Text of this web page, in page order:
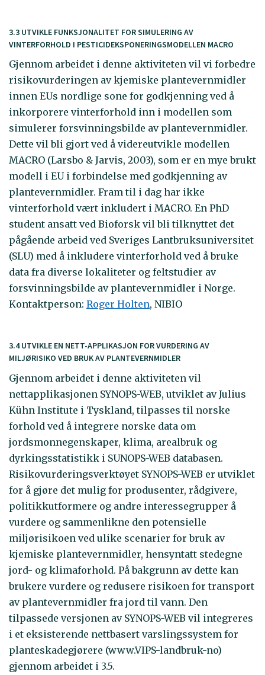
3.3 UTVIKLE FUNKSJONALITET FOR SIMULERING AV
VINTERFORHOLD I PESTICIDEKSPONERINGSMODELLEN MACRO
Gjennom arbeidet i denne aktiviteten vil vi forbedre
risikovurderingen av kjemiske plantevernmidler
innen EUs nordlige sone for godkjenning ved å
inkorporere vinterforhold inn i modellen som
simulerer forsvinningsbilde av plantevernmidler.
Dette vil bli gjort ved å videreutvikle modellen
MACRO (Larsbo & Jarvis, 2003), som er en mye brukt
modell i EU i forbindelse med godkjenning av
plantevernmidler. Fram til i dag har ikke
vinterforhold vært inkludert i MACRO. En PhD
student ansatt ved Bioforsk vil bli tilknyttet det
pågående arbeid ved Sveriges Lantbruksuniversitet
(SLU) med å inkludere vinterforhold ved å bruke
data fra diverse lokaliteter og feltstudier av
forsvinningsbilde av plantevernmidler i Norge.
Kontaktperson: Roger Holten, NIBIO
3.4 UTVIKLE EN NETT-APPLIKASJON FOR VURDERING AV
MILJØRISIKO VED BRUK AV PLANTEVERNMIDLER
Gjennom arbeidet i denne aktiviteten vil
nettapplikasjonen SYNOPS-WEB, utviklet av Julius
Kühn Institute i Tyskland, tilpasses til norske
forhold ved å integrere norske data om
jordsmonnegenskaper, klima, arealbruk og
dyrkingsstatistikk i SUNOPS-WEB databasen.
Risikovurderingsverktøyet SYNOPS-WEB er utviklet
for å gjøre det mulig for produsenter, rådgivere,
politikkutformere og andre interessegrupper å
vurdere og sammenlikne den potensielle
miljørisikoen ved ulike scenarier for bruk av
kjemiske plantevernmidler, hensyntatt stedegne
jord- og klimaforhold. På bakgrunn av dette kan
brukere vurdere og redusere risikoen for transport
av plantevernmidler fra jord til vann. Den
tilpassede versjonen av SYNOPS-WEB vil integreres
i et eksisterende nettbasert varslingssystem for
planteskadegjørere (www.VIPS-landbruk-no)
gjennom arbeidet i 3.5.